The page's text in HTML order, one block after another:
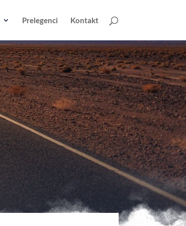
Prelegenci Kontakt